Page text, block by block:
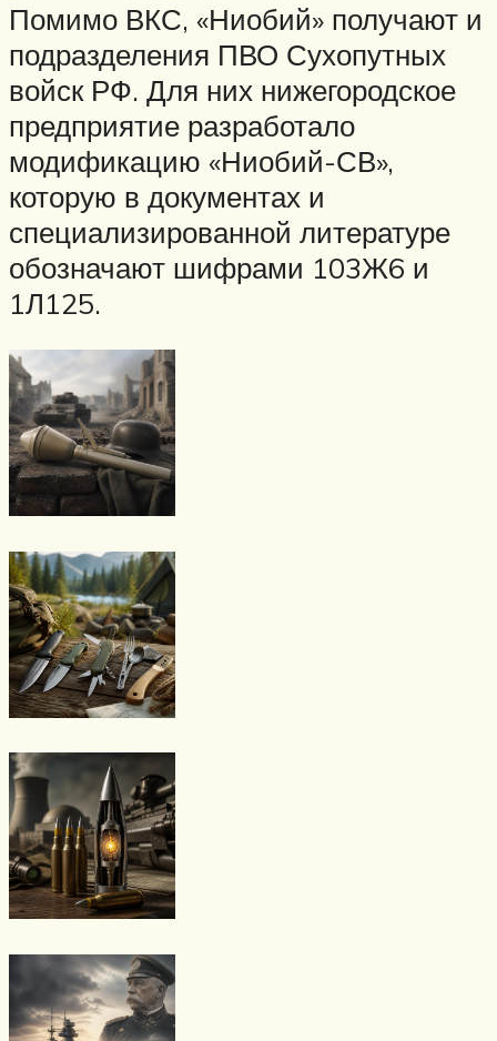
Помимо ВКС, «Ниобий» получают и
подразделения ПВО Сухопутных
войск РФ. Для них нижегородское
предприятие разработало
модификацию «Ниобий-СВ»,
которую в документах и
специализированной литературе
обозначают шифрами 103Ж6 и
1Л125.